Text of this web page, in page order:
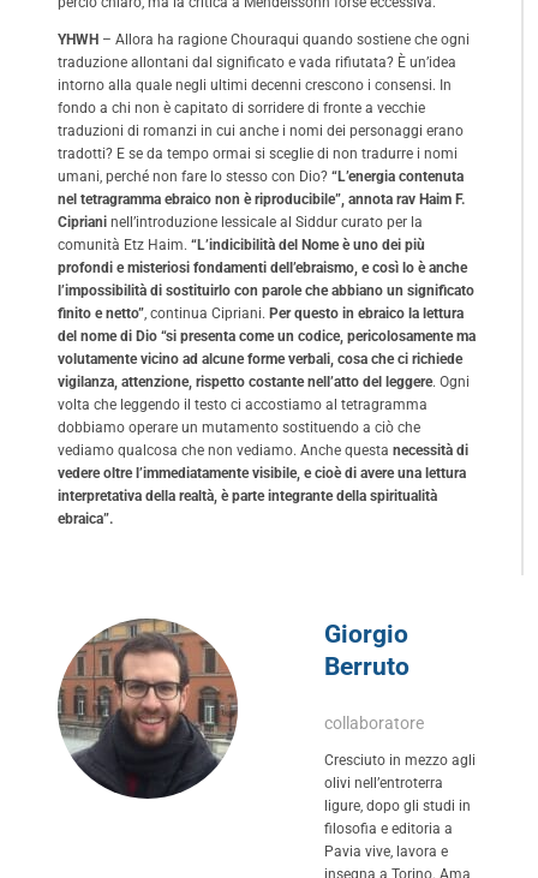
YHWH – Allora ha ragione Chouraqui quando sostiene che ogni
traduzione allontani dal significato e vada rifiutata? È un’idea
intorno alla quale negli ultimi decenni crescono i consensi. In
fondo a chi non è capitato di sorridere di fronte a vecchie
traduzioni di romanzi in cui anche i nomi dei personaggi erano
tradotti? E se da tempo ormai si sceglie di non tradurre i nomi
umani, perché non fare lo stesso con Dio? “L’energia contenuta
nel tetragramma ebraico non è riproducibile”, annota rav Haim F.
Cipriani nell’introduzione lessicale al Siddur curato per la
comunità Etz Haim. “L’indicibilità del Nome è uno dei più
profondi e misteriosi fondamenti dell’ebraismo, e così lo è anche
l’impossibilità di sostituirlo con parole che abbiano un significato
finito e netto”, continua Cipriani. Per questo in ebraico la lettura
del nome di Dio “si presenta come un codice, pericolosamente ma
volutamente vicino ad alcune forme verbali, cosa che ci richiede
vigilanza, attenzione, rispetto costante nell’atto del leggere. Ogni
volta che leggendo il testo ci accostiamo al tetragramma
dobbiamo operare un mutamento sostituendo a ciò che
vediamo qualcosa che non vediamo. Anche questa necessità di
vedere oltre l’immediatamente visibile, e cioè di avere una lettura
interpretativa della realtà, è parte integrante della spiritualità
ebraica”.
Giorgio
Berruto
collaboratore
Cresciuto in mezzo agli
olivi nell’entroterra
ligure, dopo gli studi in
filosofia e editoria a
Pavia vive, lavora e